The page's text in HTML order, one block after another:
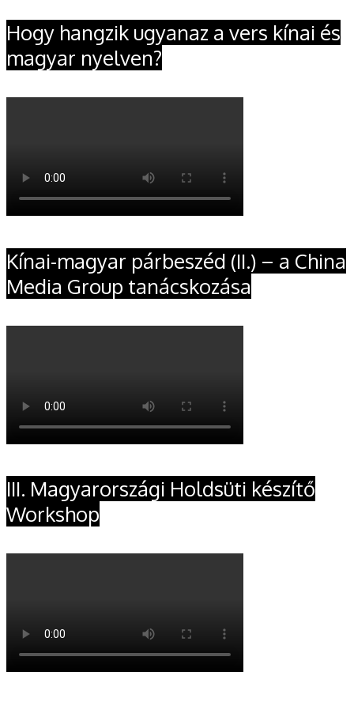
Hogy hangzik ugyanaz a vers kínai és
magyar nyelven?
Kínai-magyar párbeszéd (II.) – a China
Media Group tanácskozása
III. Magyarországi Holdsüti készítő
Workshop